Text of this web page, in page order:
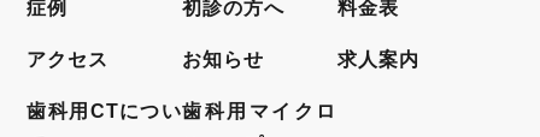
症例 初診の方へ 料金表
アクセス お知らせ 求人案内
歯科用CTについ歯科用マイクロ